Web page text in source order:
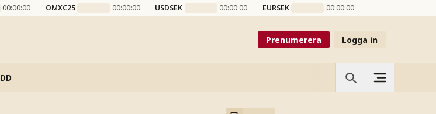
00:00:00 OMXC25 00:00:00 USDSEK 00:00:00 EURSEK 00:00:00
Prenumerera Logga in